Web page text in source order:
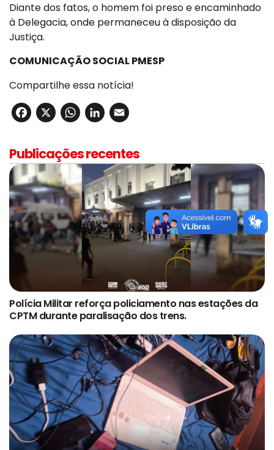
Diante dos fatos, o homem foi preso e encaminhado
à Delegacia, onde permaneceu à disposição da
Justiça.
COMUNICAÇÃO SOCIAL PMESP
Compartilhe essa notícia!
Facebook
X WhatsApp
LinkedIn
Publicações recentes
Polícia Militar reforça policiamento nas estações da
CPTM durante paralisação dos trens.